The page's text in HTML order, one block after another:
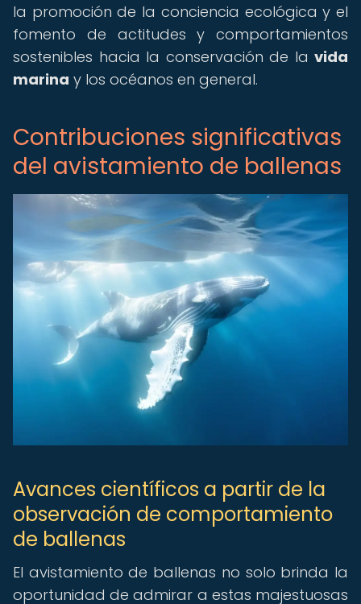
la promoción de la conciencia ecológica y el
fomento de actitudes y comportamientos
sostenibles hacia la conservación de la vida
marina y los océanos en general.
Contribuciones significativas
del avistamiento de ballenas
Avances científicos a partir de la
observación de comportamiento
de ballenas
El avistamiento de ballenas no solo brinda la
oportunidad de admirar a estas majestuosas